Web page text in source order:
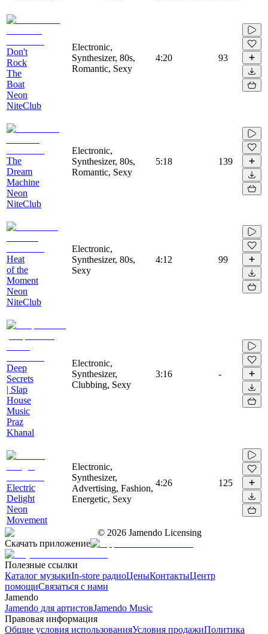
Don't
Rock
The
Boat
Neon
NiteClub
Electronic,
Synthesizer, 80s,
Romantic, Sexy
4:20 93
The
Dream
Machine
Neon
NiteClub
Electronic,
Synthesizer, 80s,
Romantic, Sexy
5:18 139
Heat
of the
Moment
Neon
NiteClub
Electronic,
Synthesizer, 80s,
Sexy
4:12 99
Deep
Secrets
| Slap
House
Music
Praz
Khanal
Electronic,
Synthesizer,
Clubbing, Sexy
3:16 -
Electric
Delight
Neon
Movement
Electronic,
Synthesizer,
Advertising, Fashion,
Energetic, Sexy
4:26 125
© 2026 Jamendo Licensing
Скачать приложение
Полезные ссылки
Каталог музыкиIn-store радиоЦеныКонтактыЦентр
помощиСвязаться с нами
Jamendo
Jamendo для артистовJamendo Music
Правовая информация
Общие условия использованияУсловия продажиПолитика